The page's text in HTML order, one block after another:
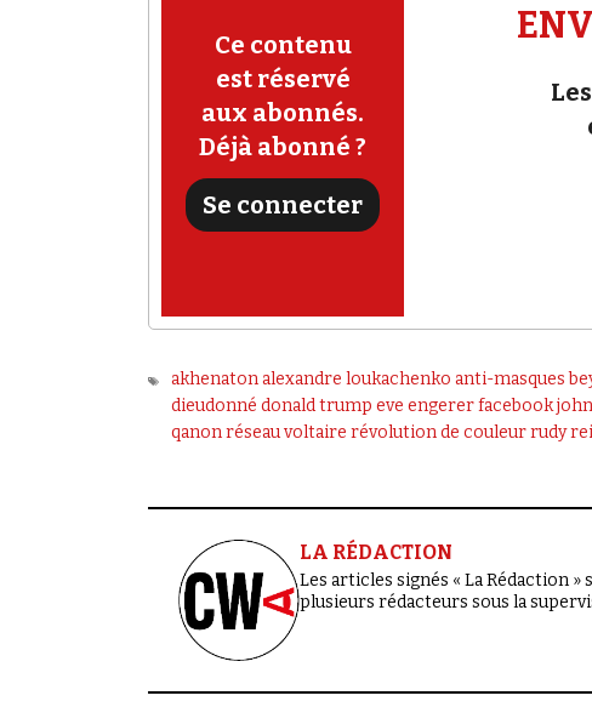
Ce contenu
est réservé
aux abonnés.
Déjà abonné ?
Se connecter
akhenaton alexandre loukachenko anti-masques
dieudonné donald trump eve engererfacebook
qanonréseau voltaire révolution de couleurrudy
LA RÉDACTION
Les articles signés « La Rédaction
plusieurs rédacteurs sous la